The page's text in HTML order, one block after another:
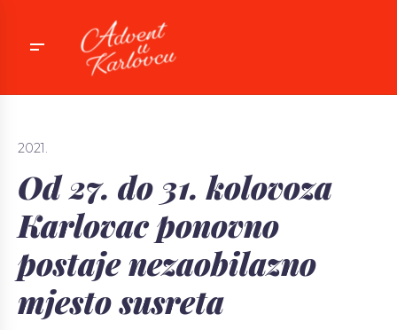
2021.
Od 27. do 31. kolovoza
Karlovac ponovno
postaje nezaobilazno
mjesto susreta